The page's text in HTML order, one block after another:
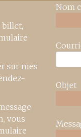
billet,
sur mes
vous
Nom
Objet